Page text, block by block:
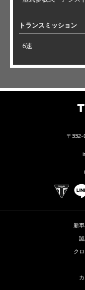
トランスミッション
6速
〒332-
新
ク